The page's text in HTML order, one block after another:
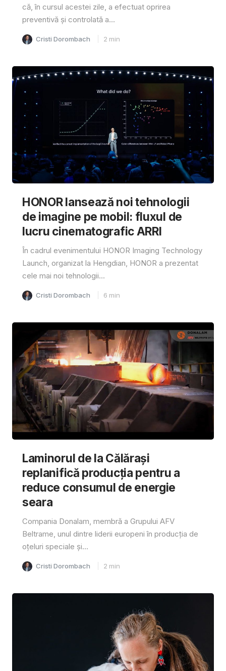
că, în cursul acestei zile, a efectuat oprirea
preventivă și controlată a...
Cristi Dorombach 2 min
HONOR lansează noi tehnologii
de imagine pe mobil: fluxul de
lucru cinematografic ARRI
În cadrul evenimentului HONOR Imaging Technology
Launch, organizat la Hengdian, HONOR a prezentat
cele mai noi tehnologii...
Cristi Dorombach 6 min
Laminorul de la Călărași
replanifică producția pentru a
reduce consumul de energie
seara
Compania Donalam, membră a Grupului AFV
Beltrame, unul dintre liderii europeni în producția de
oțeluri speciale și...
Cristi Dorombach 2 min